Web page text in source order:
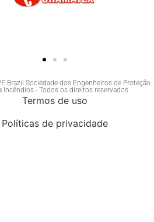
Brazil Sociedade dos Engenheiros de Proteção
Incêndios - Todos os direitos reservados
Termos de uso
Políticas de privacidade